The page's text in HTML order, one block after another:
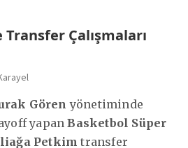
Çalışmaları
Gören yönetiminde
yapanBasketbol Süper
Petkim transfer